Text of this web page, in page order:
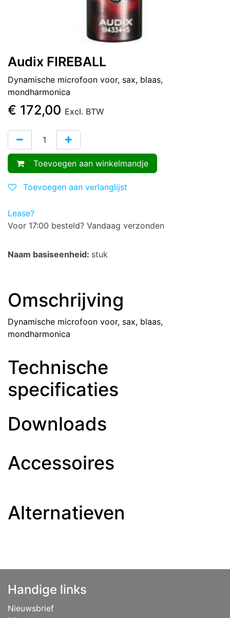
Audix FIREBALL
Dynamische microfoon voor, sax, blaas,
mondharmonica
€ 172,00 Excl. BTW
Toevoegen aan winkelmandje
Toevoegen aan verlanglijst
Lease?
Voor 17:00 besteld? Vandaag verzonden
Naam basiseenheid: stuk
Omschrijving
Dynamische microfoon voor, sax, blaas,
mondharmonica
Technische
specificaties
Downloads
Accessoires
Alternatieven
Handige links
Nieuwsbrief